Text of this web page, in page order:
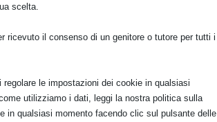
scelta.
ricevuto il consenso di un genitore o tutore per tutti i
le impostazioni dei cookie in qualsiasi
utilizziamo i dati, leggi la nostra politica sulla
in qualsiasi momento facendo clic sul pulsante delle